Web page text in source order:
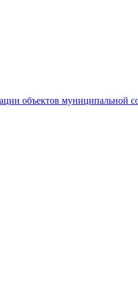
объектов муниципальной